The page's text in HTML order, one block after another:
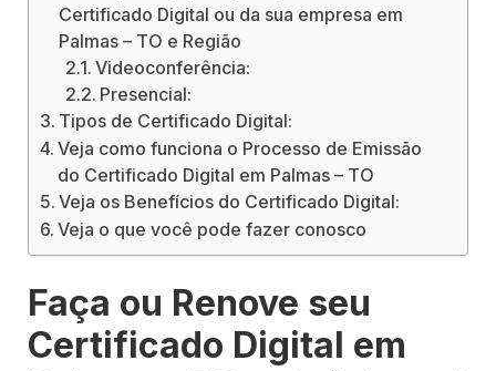
Certificado Digital ou da sua empresa em
Palmas – TO e Região
Videoconferência:
Presencial:
Tipos de Certificado Digital:
Veja como funciona o Processo de Emissão
do Certificado Digital em Palmas – TO
Veja os Benefícios do Certificado Digital:
Veja o que você pode fazer conosco
Faça ou Renove seu
Certificado Digital em